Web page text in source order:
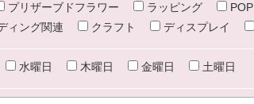
プリザーブドフラワー ラッピング POP
ィング関連 クラフト ディスプレイ
水曜日 木曜日 金曜日 土曜日